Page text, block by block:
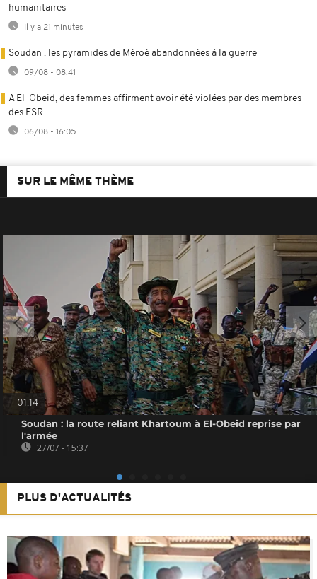
humanitaires
Il y a 21 minutes
Soudan : les pyramides de Méroé abandonnées à la guerre
09/08 - 08:41
A El-Obeid, des femmes affirment avoir été violées par des membres
des FSR
06/08 - 16:05
SUR LE MÊME THÈME
01:14
Soudan : la route reliant Khartoum à El-Obeid reprise par
l'armée
27/07 - 15:37
PLUS D'ACTUALITÉS